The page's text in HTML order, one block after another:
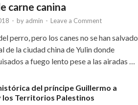
carne canina
- by admin - Leave a Comment
perro, pero los canes no se han salvado
de la ciudad china de Yulin donde
a fuego lento pese a las airadas …
del príncipe Guillermo a
los Territorios Palestinos